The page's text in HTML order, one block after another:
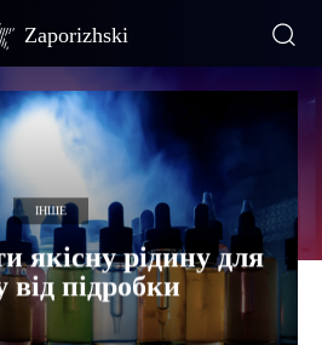
Zaporizhski
ІНШЕ
якісну рідину для
від підробки